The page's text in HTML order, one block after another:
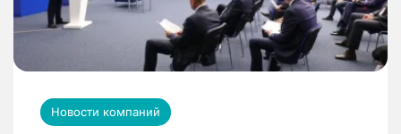
Новости компаний